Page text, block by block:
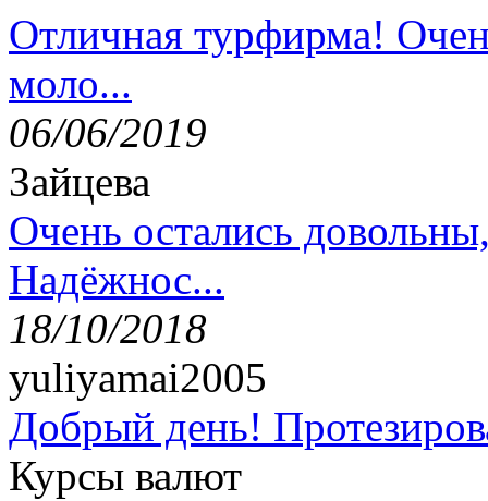
Отличная турфирма!
моло...
06/06/2019
Зайцева
Очень остались
Надёжнос...
18/10/2018
yuliyamai2005
Добрый день!
Курсы валют